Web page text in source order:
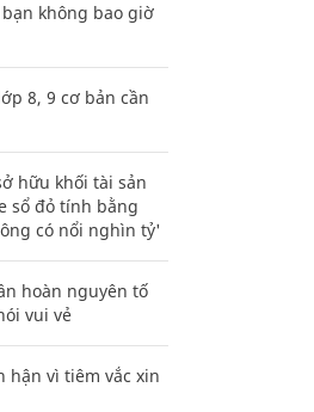
không bao giờ
8, 9 cơ bản cần
hữu khối tài sản
sổ đỏ tính bằng
có nổi nghìn tỷ'
hoàn nguyên tố
vui vẻ
hận vì tiêm vắc xin